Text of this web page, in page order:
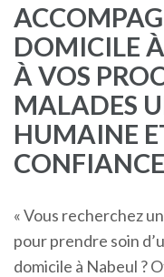
DOMICILE
À VOS
MALADES
HUMAINE
CONFIANCE
« Vous recherchez
pour prendre soin
domicile à Nabeul ?